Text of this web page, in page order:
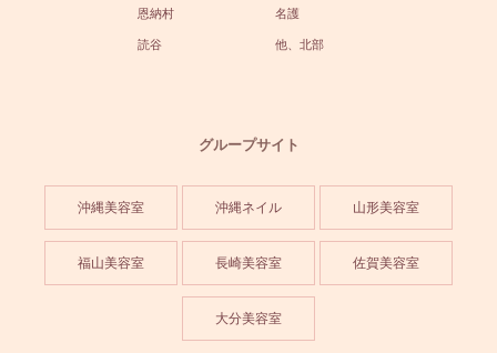
恩納村
読谷
名護
他、北部
グループサイト
沖縄美容室 沖縄ネイル 山形美容室
福山美容室 長崎美容室 佐賀美容室
大分美容室